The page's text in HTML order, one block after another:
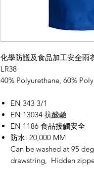
化學防護及食品加工安全雨
LR38
40% Polyurethane, 60%
EN 343 3/1
EN 13034 抗酸鹼
EN 1186 食品接觸安全
防水: 20,000 MM
Can be washed at 95
drawstring, Hidden